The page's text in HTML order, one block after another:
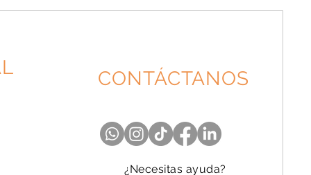
CONTÁCTANOS
¿Necesitas ayuda?